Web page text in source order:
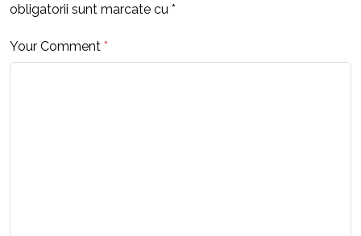
obligatorii sunt marcate cu *
Your Comment *